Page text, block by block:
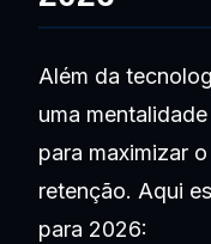
Além da
uma
para maximizar
retenção. Aqui
para 2026: